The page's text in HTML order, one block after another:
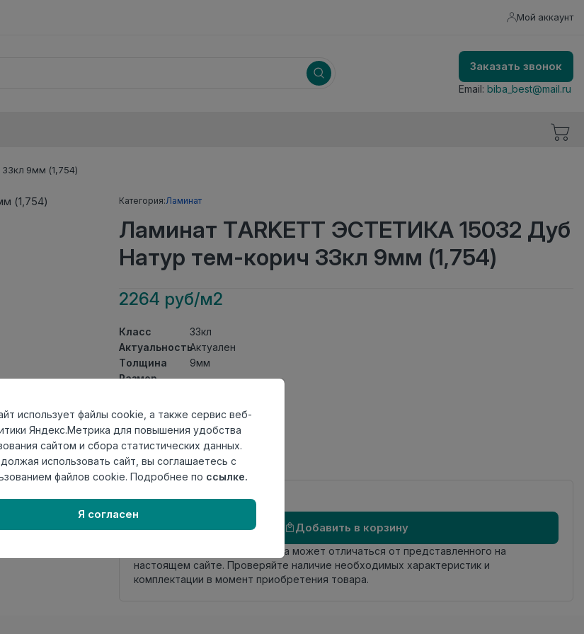
Мой аккаунт
Заказать звонок
Email: biba_best@mail.ru
9мм (1,754)
Категория:Ламинат
Ламинат TARKETT ЭСТЕТИКА 15032 Дуб
Натур тем-корич 33кл 9мм (1,754)
2264 руб/м2
Класс
33кл
АктуальностьАктуален
Толщина
9мм
Размер
Теплый пол
до +27 градусов
Страна
происхождения
Россия
Осталось53 упак
Добавить в корзину
Внимание! Внешний вид товара может отличаться от представленного на
настоящем сайте. Проверяйте наличие необходимых характеристик и
комплектации в момент приобретения товара.
использует файлы cookie, а также сервис веб-
Яндекс.Метрика для повышения удобства
сайтом и сбора статистических данных.
использовать сайт, вы соглашаетесь с
файлов cookie. Подробнее по ссылке.
Я согласен